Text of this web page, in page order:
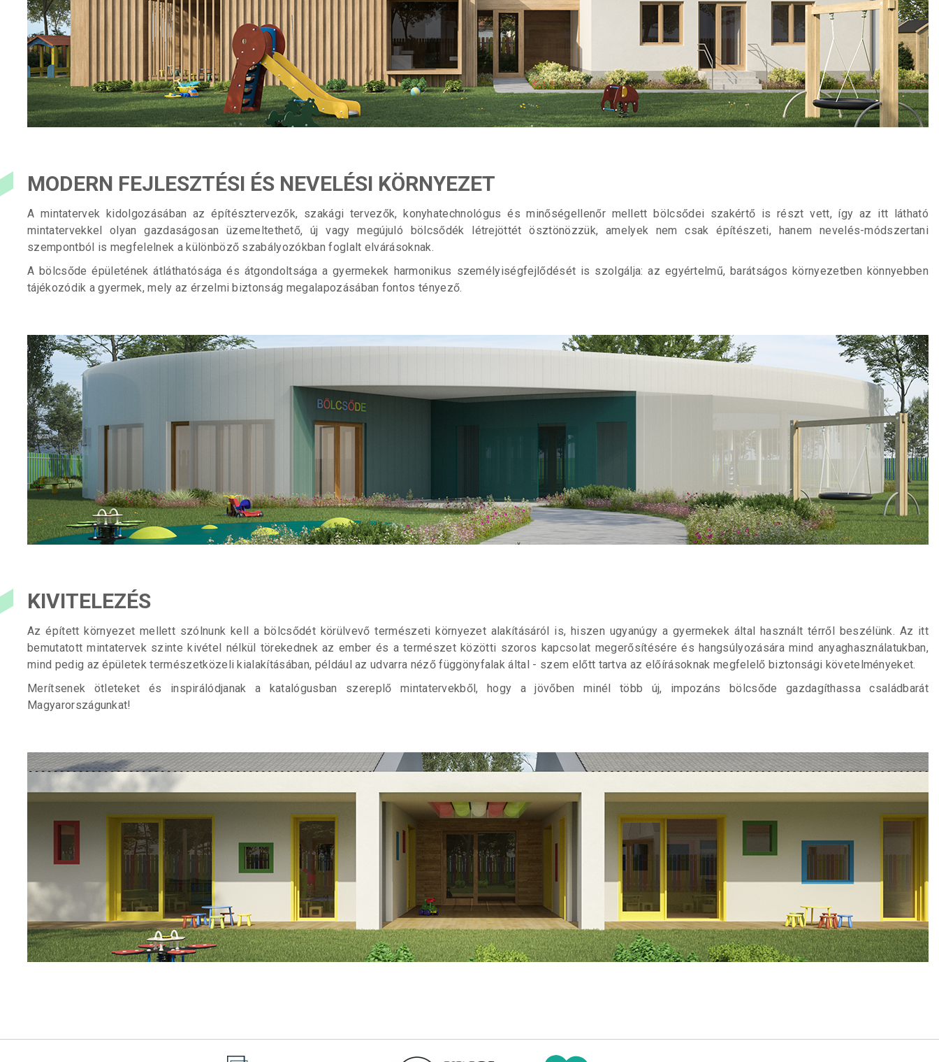
MODERN FEJLESZTÉSI ÉS NEVELÉSI KÖRNYEZET
A mintatervek kidolgozásában az építésztervezők, szakági tervezők, konyhatechnológus és minőségellenőr mellett bölcsődei szakértő is részt vett, így az itt látható
mintatervekkel olyan gazdaságosan üzemeltethető, új vagy megújuló bölcsődék létrejöttét ösztönözzük, amelyek nem csak építészeti, hanem nevelés-módszertani
szempontból is megfelelnek a különböző szabályozókban foglalt elvárásoknak.
A bölcsőde épületének átláthatósága és átgondoltsága a gyermekek harmonikus személyiségfejlődését is szolgálja: az egyértelmű, barátságos környezetben könnyebben
tájékozódik a gyermek, mely az érzelmi biztonság megalapozásában fontos tényező.
KIVITELEZÉS
Az épített környezet mellett szólnunk kell a bölcsődét körülvevő természeti környezet alakításáról is, hiszen ugyanúgy a gyermekek által használt térről beszélünk. Az itt
bemutatott mintatervek szinte kivétel nélkül törekednek az ember és a természet közötti szoros kapcsolat megerősítésére és hangsúlyozására mind anyaghasználatukban,
mind pedig az épületek természetközeli kialakításában, például az udvarra néző függönyfalak által - szem előtt tartva az előírásoknak megfelelő biztonsági követelményeket.
Merítsenek ötleteket és inspirálódjanak a katalógusban szereplő mintatervekből, hogy a jövőben minél több új, impozáns bölcsőde gazdagíthassa családbarát
Magyarországunkat!